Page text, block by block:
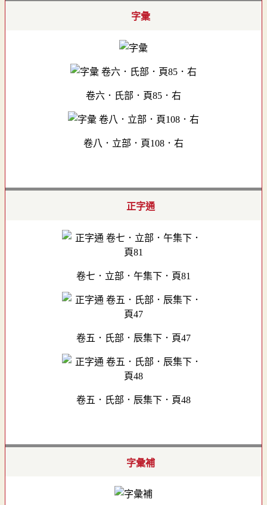
字彙
卷六．氏部．頁85．右
卷八．立部．頁108．右
正字通
卷七．立部．午集下．頁81
卷五．氏部．辰集下．頁47
卷五．氏部．辰集下．頁48
字彙補